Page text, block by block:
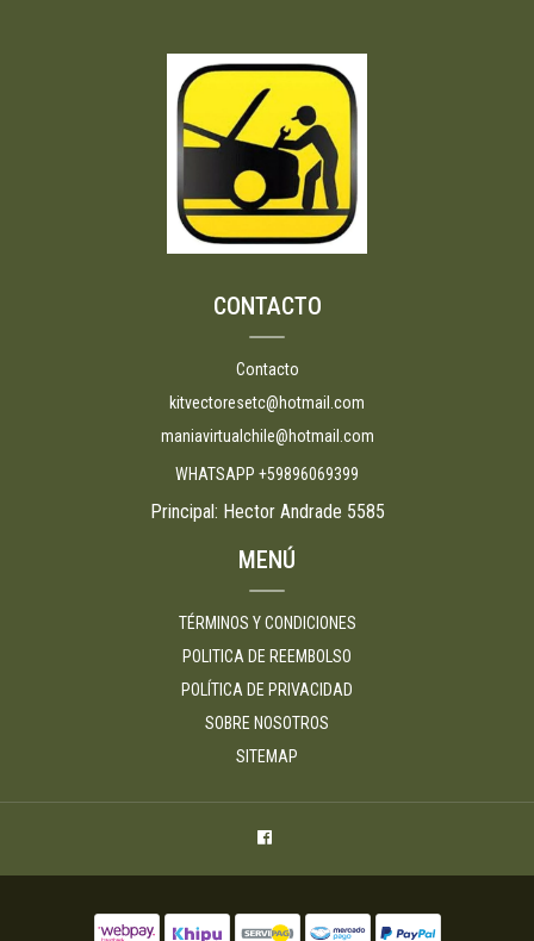
CONTACTO
Contacto
kitvectoresetc@hotmail.com
maniavirtualchile@hotmail.com
WHATSAPP +59896069399
Principal: Hector Andrade 5585
MENÚ
TÉRMINOS Y CONDICIONES
POLITICA DE REEMBOLSO
POLÍTICA DE PRIVACIDAD
SOBRE NOSOTROS
SITEMAP